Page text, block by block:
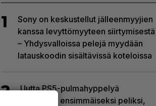
1
Sony on keskustellut jälleenmyyjien
kanssa levyttömyyteen siirtymisestä
– Yhdysvalloissa pelejä myydään
latauskoodin sisältävissä koteloissa
2
Uutta PS5-pulmahyppelyä
kuvaillaan ensimmäiseksi peliksi,